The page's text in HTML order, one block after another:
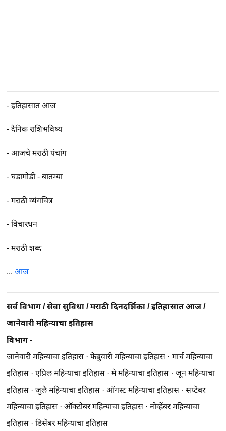
-इतिहासात आज
-दैनिक राशिभविष्य
-आजचे मराठी पंचांग
-घडामोडी - बातम्या
-मराठी व्यंगचित्र
-विचारधन
-मराठी शब्द
...आज
सर्व विभाग /सेवा सुविधा /मराठी दिनदर्शिका /इतिहासात आज/
जानेवारी महिन्याचा इतिहास
विभाग -
जानेवारी महिन्याचा इतिहास ·फेब्रुवारी महिन्याचा इतिहास ·मार्च महिन्याचा
इतिहास ·एप्रिल महिन्याचा इतिहास ·मे महिन्याचा इतिहास ·जून महिन्याचा
इतिहास ·जुलै महिन्याचा इतिहास ·ऑगस्ट महिन्याचा इतिहास ·सप्टेंबर
महिन्याचा इतिहास ·ऑक्टोबर महिन्याचा इतिहास ·नोव्हेंबर महिन्याचा
इतिहास ·डिसेंबर महिन्याचा इतिहास